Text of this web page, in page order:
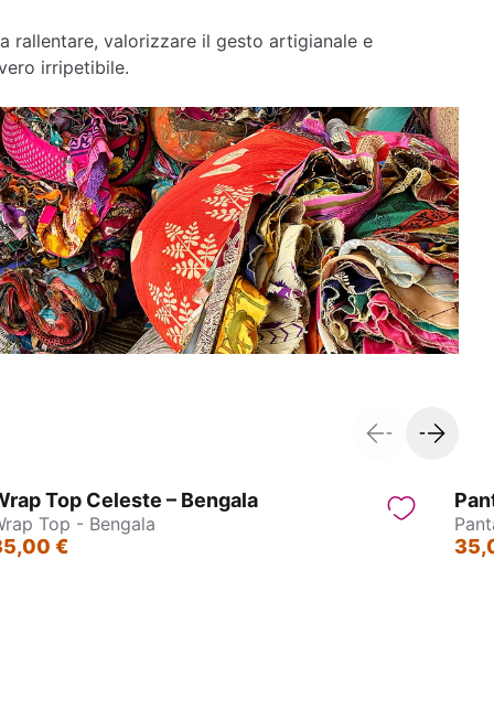
rallentare, valorizzare il gesto artigianale e
irripetibile.
Top Celeste – Bengala
Top - Bengala
€